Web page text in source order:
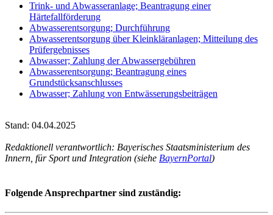
Trink- und Abwasseranlage; Beantragung einer
Härtefallförderung
Abwasserentsorgung; Durchführung
Abwasserentsorgung über Kleinkläranlagen; Mitteilung des
Prüfergebnisses
Abwasser; Zahlung der Abwassergebühren
Abwasserentsorgung; Beantragung eines
Grundstücksanschlusses
Abwasser; Zahlung von Entwässerungsbeiträgen
Stand: 04.04.2025
Redaktionell verantwortlich: Bayerisches Staatsministerium des
Innern, für Sport und Integration (siehe BayernPortal)
Folgende Ansprechpartner sind zuständig: